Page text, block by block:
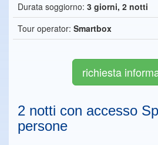
Durata soggiorno: 3 giorni, 2 notti
Tour operator: Smartbox
richiesta
2 notti con accesso
persone